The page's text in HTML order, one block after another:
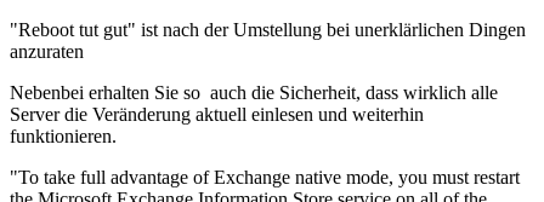
"Reboot tut gut" ist nach der Umstellung bei unerklärlichen Dingen
anzuraten
Nebenbei erhalten Sie so auch die Sicherheit, dass wirklich alle
Server die Veränderung aktuell einlesen und weiterhin
funktionieren.
"To take full advantage of Exchange native mode, you must restart